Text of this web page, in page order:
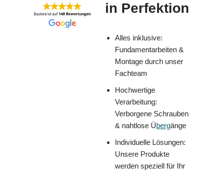
in Perfektion
Alles inklusive:
Fundamentarbeiten &
Montage durch unser
Fachteam
Hochwertige
Verarbeitung:
Verborgene Schrauben
& nahtlose Übergänge
Individuelle Lösungen:
Unsere Produkte
werden speziell für Ihr